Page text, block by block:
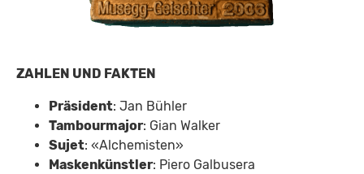
ZAHLEN UND FAKTEN
Präsident: Jan Bühler
Tambourmajor: Gian Walker
Sujet: «Alchemisten»
Maskenkünstler: Piero Galbusera